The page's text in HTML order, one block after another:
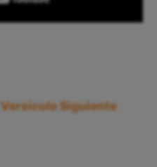
Versículo Siguiente